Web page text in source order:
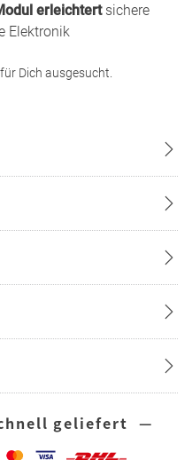
erleichtertsichere
Elektronik
Dich ausgesucht.
geliefert —